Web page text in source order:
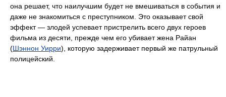
она решает, что наилучшим будет не вмешиваться в события и
даже не знакомиться с преступником. Это оказывает свой
эффект — злодей успевает пристрелить всего двух героев
фильма из десяти, прежде чем его убивает жена Райан
(Шэннон Уирри), которую задерживает первый же патрульный
полицейский.